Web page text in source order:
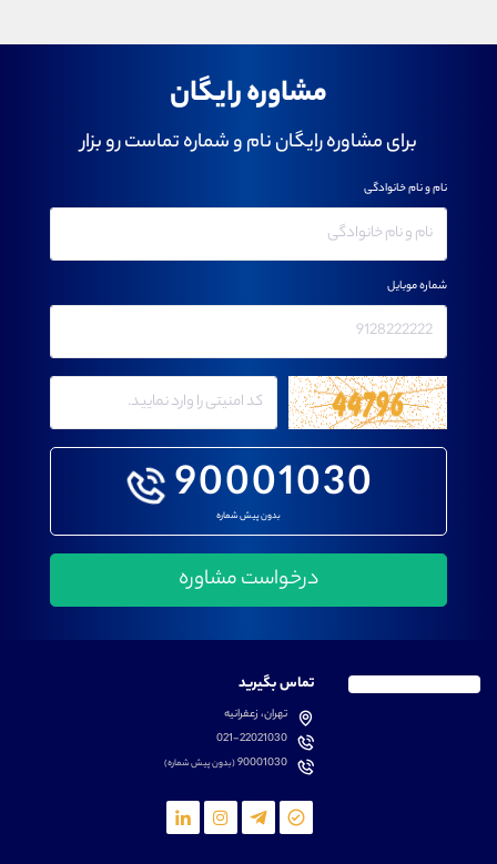
مشاوره رایگان
برای مشاوره رایگان نام و شماره تماست رو بزار
90001030
بدون پیش شماره
نام و نام خانوادگی
شماره موبایل
تماس بگیرید
تهران، زعفرانیه
021-22021030
90001030(بدون پیش شماره)